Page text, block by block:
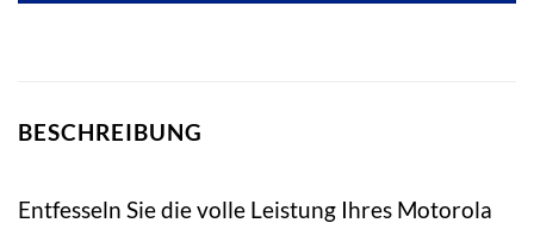
BESCHREIBUNG
Entfesseln Sie die volle Leistung Ihres Motorola